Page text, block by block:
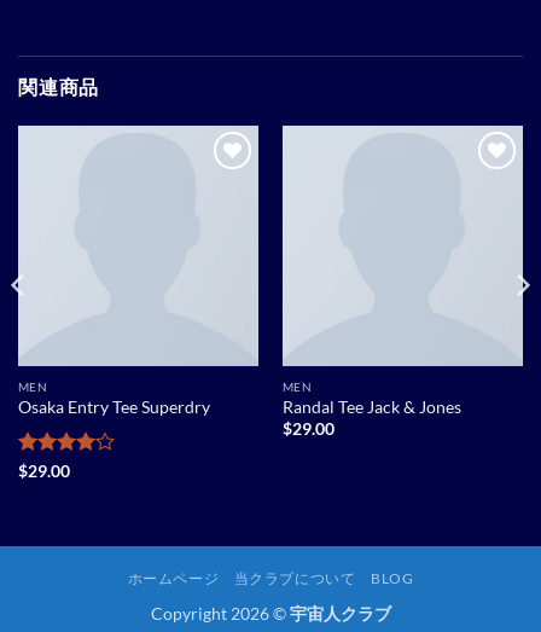
関連商品
MEN
Osaka Entry Tee Superdry
5段階中
$29.00
MEN
Randal Tee Jack & Jones
$29.00
ホームページ 当クラブについて BLOG
Copyright 2026 ©宇宙人クラブ